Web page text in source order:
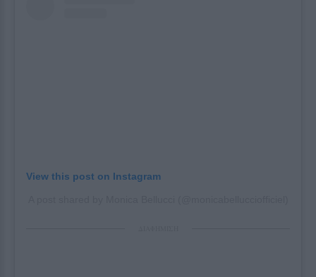
View this post on Instagram